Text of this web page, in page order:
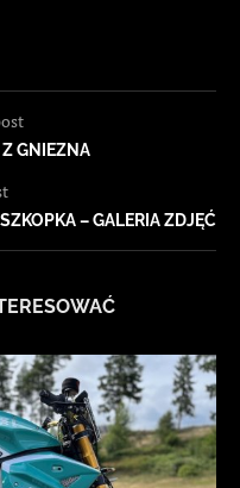
GNIEZNA
– GALERIA ZDJĘĆ